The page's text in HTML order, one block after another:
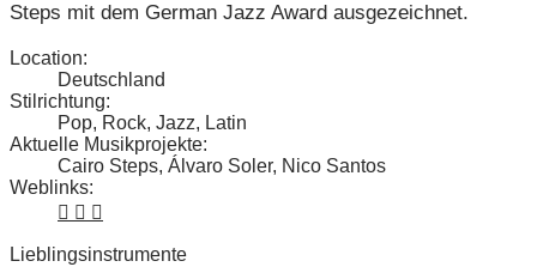
Steps mit dem German Jazz Award ausgezeichnet.
Location:
Deutschland
Stilrichtung:
Pop, Rock, Jazz, Latin
Aktuelle Musikprojekte:
Cairo Steps, Álvaro Soler, Nico Santos
Weblinks:
Lieblingsinstrumente